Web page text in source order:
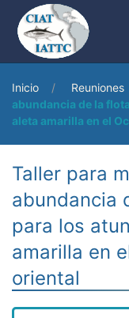
Inicio Reuniones
abundancia de la
aleta amarilla en el
Taller para
abundancia
para los
amarilla en
oriental